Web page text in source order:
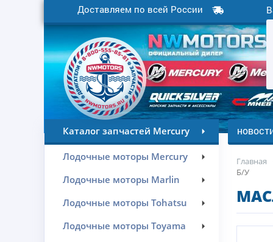
Доставляем по всей России
Каталог запчастей Mercury
Лодочные моторы Mercury
Лодочные моторы Marlin
Лодочные моторы Tohatsu
Лодочные моторы Toyama
Главная
Б/У